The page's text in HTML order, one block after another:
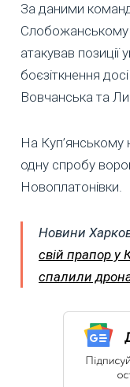
За даними
Слобожанському
атакував позиції
боєзіткнення
Вовчанська та
На Куп’янському
одну спробу
Новоплатонівки.
Новини
свій прапор у
спалили